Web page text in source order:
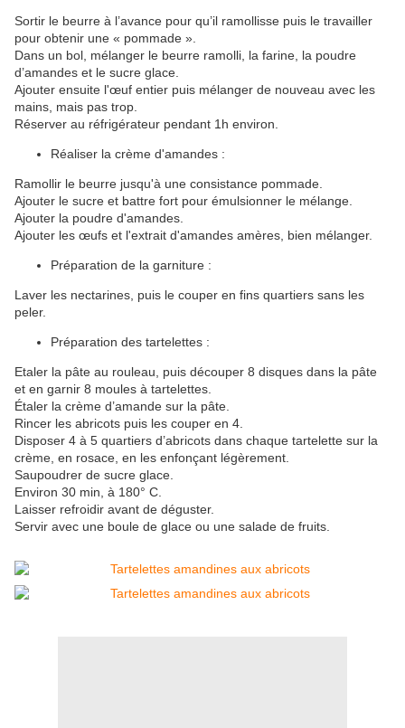
Sortir le beurre à l’avance pour qu’il ramollisse puis le travailler
pour obtenir une « pommade ».
Dans un bol, mélanger le beurre ramolli, la farine, la poudre
d’amandes et le sucre glace.
Ajouter ensuite l'œuf entier puis mélanger de nouveau avec les
mains, mais pas trop.
Réserver au réfrigérateur pendant 1h environ.
Réaliser la crème d'amandes :
Ramollir le beurre jusqu'à une consistance pommade.
Ajouter le sucre et battre fort pour émulsionner le mélange.
Ajouter la poudre d'amandes.
Ajouter les œufs et l'extrait d'amandes amères, bien mélanger.
Préparation de la garniture :
Laver les nectarines, puis le couper en fins quartiers sans les
peler.
Préparation des tartelettes :
Etaler la pâte au rouleau, puis découper 8 disques dans la pâte
et en garnir 8 moules à tartelettes.
Étaler la crème d’amande sur la pâte.
Rincer les abricots puis les couper en 4.
Disposer 4 à 5 quartiers d’abricots dans chaque tartelette sur la
crème, en rosace, en les enfonçant légèrement.
Saupoudrer de sucre glace.
Environ 30 min, à 180° C.
Laisser refroidir avant de déguster.
Servir avec une boule de glace ou une salade de fruits.